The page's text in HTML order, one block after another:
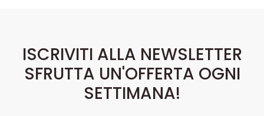
ISCRIVITI ALLA NEWSLETTER
SFRUTTA UN'OFFERTA OGNI
SETTIMANA!